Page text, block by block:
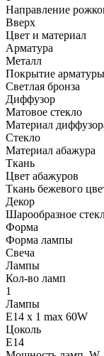
Направление
Вверх
Цвет и материал
Арматура
Металл
Покрытие арматуры
Светлая бронза
Диффузор
Матовое стекло
Материал
Стекло
Материал абажура
Ткань
Цвет абажуров
Ткань бежевого
Декор
Шарообразное
Форма
Форма лампы
Свеча
Лампы
Кол-во ламп
1
Лампы
E14 x 1 max 60W
Цоколь
E14